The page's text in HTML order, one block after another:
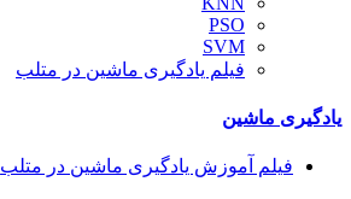
PSO
SVM
فیلم یادگیری ماشین در متلب
یادگیری ماشین
فیلم آموزش یادگیری ماشین در متلب